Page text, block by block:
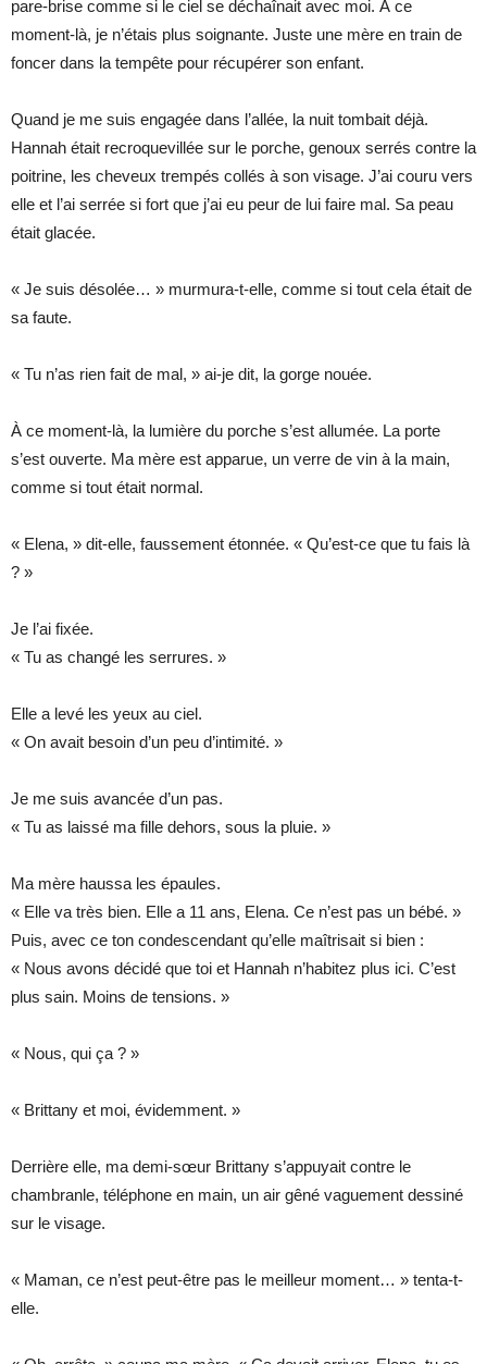
pare-brise comme si le ciel se déchaînait avec moi. À ce
moment-là, je n’étais plus soignante. Juste une mère en train de
foncer dans la tempête pour récupérer son enfant.
Quand je me suis engagée dans l’allée, la nuit tombait déjà.
Hannah était recroquevillée sur le porche, genoux serrés contre la
poitrine, les cheveux trempés collés à son visage. J’ai couru vers
elle et l’ai serrée si fort que j’ai eu peur de lui faire mal. Sa peau
était glacée.
« Je suis désolée… » murmura-t-elle, comme si tout cela était de
sa faute.
« Tu n’as rien fait de mal, » ai-je dit, la gorge nouée.
À ce moment-là, la lumière du porche s’est allumée. La porte
s’est ouverte. Ma mère est apparue, un verre de vin à la main,
comme si tout était normal.
« Elena, » dit-elle, faussement étonnée. « Qu’est-ce que tu fais là
? »
Je l’ai fixée.
« Tu as changé les serrures. »
Elle a levé les yeux au ciel.
« On avait besoin d’un peu d’intimité. »
Je me suis avancée d’un pas.
« Tu as laissé ma fille dehors, sous la pluie. »
Ma mère haussa les épaules.
« Elle va très bien. Elle a 11 ans, Elena. Ce n’est pas un bébé. »
Puis, avec ce ton condescendant qu’elle maîtrisait si bien :
« Nous avons décidé que toi et Hannah n’habitez plus ici. C’est
plus sain. Moins de tensions. »
« Nous, qui ça ? »
« Brittany et moi, évidemment. »
Derrière elle, ma demi-sœur Brittany s’appuyait contre le
chambranle, téléphone en main, un air gêné vaguement dessiné
sur le visage.
« Maman, ce n’est peut-être pas le meilleur moment… » tenta-t-
elle.